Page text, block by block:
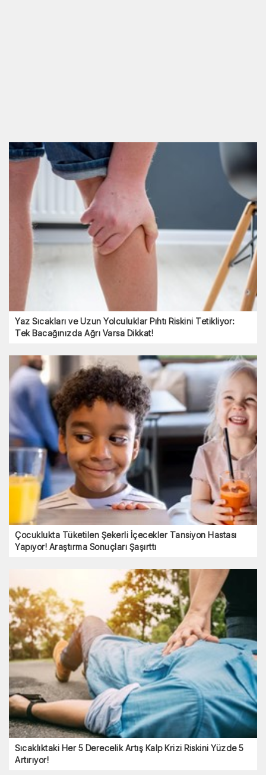
Yaz Sıcakları ve Uzun Yolculuklar Pıhtı Riskini Tetikliyor:
Tek Bacağınızda Ağrı Varsa Dikkat!
Çocuklukta Tüketilen Şekerli İçecekler Tansiyon Hastası
Yapıyor! Araştırma Sonuçları Şaşırttı
Sıcaklıktaki Her 5 Derecelik Artış Kalp Krizi Riskini Yüzde 5
Artırıyor!